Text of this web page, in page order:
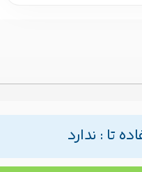
تا : ندارد